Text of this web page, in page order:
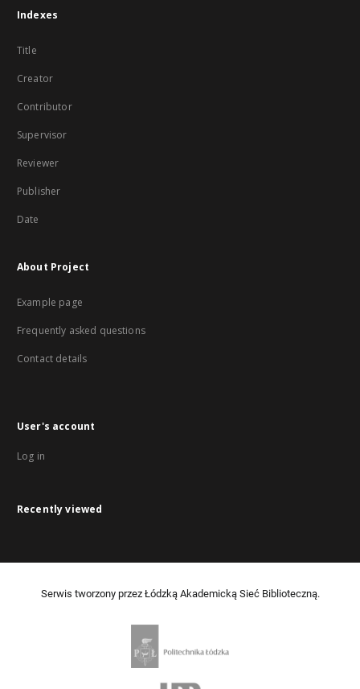
Indexes
Title
Creator
Contributor
Supervisor
Reviewer
Publisher
Date
About Project
Example page
Frequently asked questions
Contact details
User's account
Log in
Recently viewed
Serwis tworzony przez Łódzką Akademicką Sieć Biblioteczną.